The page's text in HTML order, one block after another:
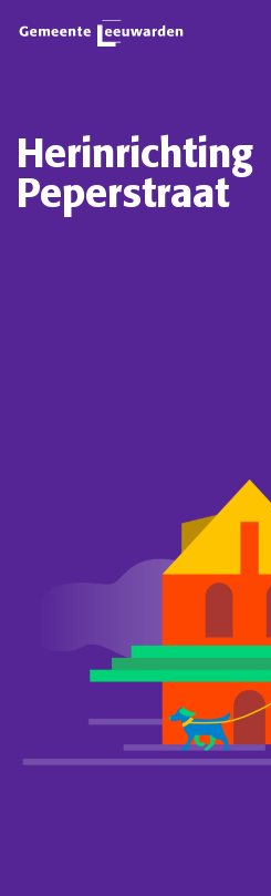
Herinrichting
Peperstraat